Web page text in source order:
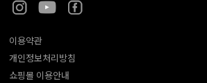
이용약관
개인정보처리방침
쇼핑몰 이용안내